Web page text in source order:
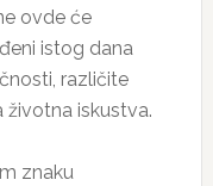
ovde će
istog dana
različite
životna iskustva.
znaku